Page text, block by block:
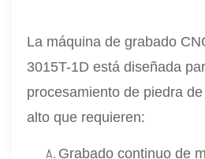
La máquina de grabado
3015T-1D está diseñada
procesamiento de piedra
alto que requieren:
Grabado continuo de